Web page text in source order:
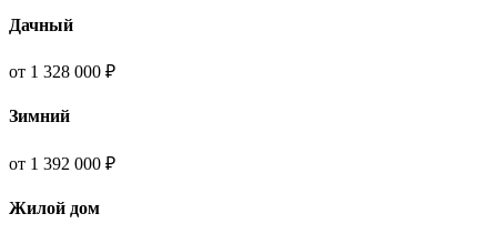
Дачный
от 1 328 000 ₽
Зимний
от 1 392 000 ₽
Жилой дом